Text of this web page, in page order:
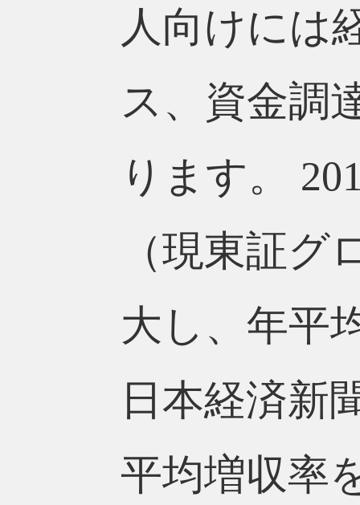
人向けには
ス、資金調
ります。
（現東証
大し、年平
日本経済新
平均増収率